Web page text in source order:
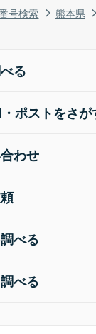
号検索 熊本県
る
ポストをさが
わせ
べる
べる